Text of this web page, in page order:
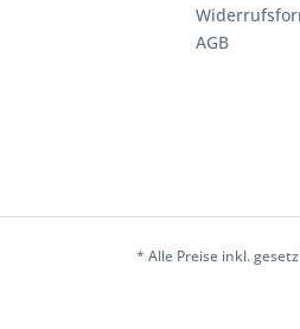
AGB
* Alle Preise inkl.